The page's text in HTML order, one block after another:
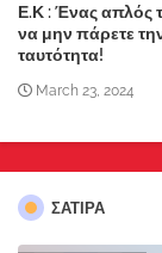
Ε.Κ : Ένας απλός
να μην πάρετε
ταυτότητα!
March 23, 2024
ΣΑΤΙΡΑ